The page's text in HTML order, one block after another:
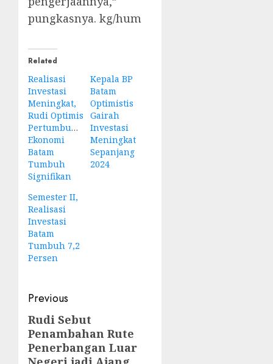
pungkasnya. kg/hum
Related
Realisasi
Investasi
Meningkat,
Rudi Optimis
Pertumbuhan
Ekonomi
Batam
Tumbuh
Signifikan
Kepala BP
Batam
Optimistis
Gairah
Investasi
Meningkat
Sepanjang
2024
Semester II,
Realisasi
Investasi
Batam
Tumbuh 7,2
Persen
Post
navigation
Previous
Previous
post:
Rudi Sebut
Penambahan Rute
Penerbangan Luar